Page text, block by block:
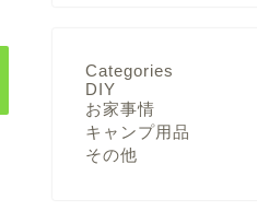
Categories
DIY
お家事情
キャンプ用品
その他